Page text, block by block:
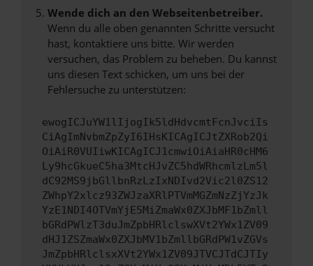
Wende dich an den Webseitenbetreiber.
Wenn du alle oben genannten Schritte versucht
hast, kontaktiere uns bitte. Wir werden
versuchen, das Problem zu beheben. Du kannst
uns diesen Text schicken, um uns bei der
Fehlersuche zu unterstützen:
ewogICJuYW1lIjogIk5ldHdvcmtFcnJvciIs
CiAgImNvbmZpZyI6IHsKICAgICJtZXRob2Qi
OiAiR0VUIiwKICAgICJ1cmwiOiAiaHR0cHM6
Ly9hcGkueC5ha3MtcHJvZC5hdWRhcmlzLm5l
dC92MS9jbGllbnRzLzIxNDIvd2Vic2l0ZS12
ZWhpY2xlcz93ZWJzaXRlPTVmMGZmNzZjYzJk
YzE1NDI4OTVmYjE5MiZmaWx0ZXJbMF1bZmll
bGRdPWlzT3duJmZpbHRlclswXVt2YWx1ZV09
dHJ1ZSZmaWx0ZXJbMV1bZmllbGRdPW1vZGVs
JmZpbHRlclsxXVt2YWx1ZV09JTVCJTdCJTIy